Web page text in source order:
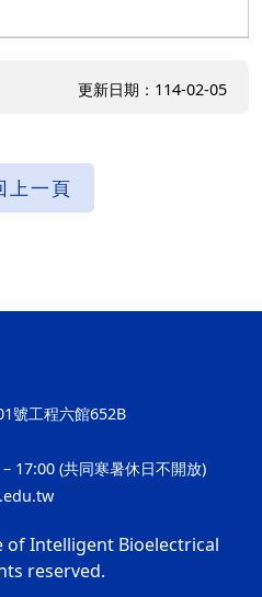
更新日期：114-02-05
上一頁
號工程六館652B
17:00 (共同寒暑休日不開放)
Intelligent Bioelectrical
reserved.